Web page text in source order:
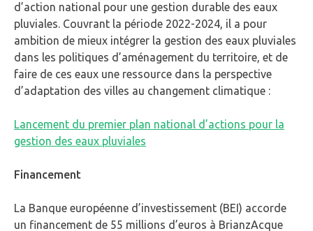
d’action national pour une gestion durable des eaux
pluviales. Couvrant la période 2022-2024, il a pour
ambition de mieux intégrer la gestion des eaux pluviales
dans les politiques d’aménagement du territoire, et de
faire de ces eaux une ressource dans la perspective
d’adaptation des villes au changement climatique :
Lancement du premier plan national d’actions pour la
gestion des eaux pluviales
Financement
La Banque européenne d’investissement (BEI) accorde
un financement de 55 millions d’euros à BrianzAcque